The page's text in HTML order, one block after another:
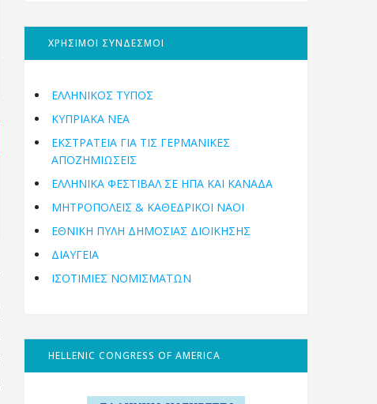
ΧΡΗΣΙΜΟΙ ΣΥΝΔΕΣΜΟΙ
ΕΛΛΗΝΙΚΟΣ ΤΥΠΟΣ
ΚΥΠΡΙΑΚΑ ΝΕΑ
ΕΚΣΤΡΑΤΕΙΑ ΓΙΑ ΤΙΣ ΓΕΡΜΑΝΙΚΕΣ
ΑΠΟΖΗΜΙΩΣΕΙΣ
ΕΛΛΗΝΙΚΆ ΦΕΣΤΙΒΆΛ ΣΕ ΗΠΑ ΚΑΙ ΚΑΝΑΔΑ
ΜΗΤΡΟΠΌΛΕΙΣ & ΚΑΘΕΔΡΙΚΟΊ ΝΑΟΊ
ΕΘΝΙΚΉ ΠΎΛΗ ΔΗΜΌΣΙΑΣ ΔΙΟΊΚΗΣΗΣ
ΔΙΑΥΓΕΙΑ
ΙΣΟΤΙΜΙΕΣ ΝΟΜΙΣΜΑΤΩΝ
HELLENIC CONGRESS OF AMERICA